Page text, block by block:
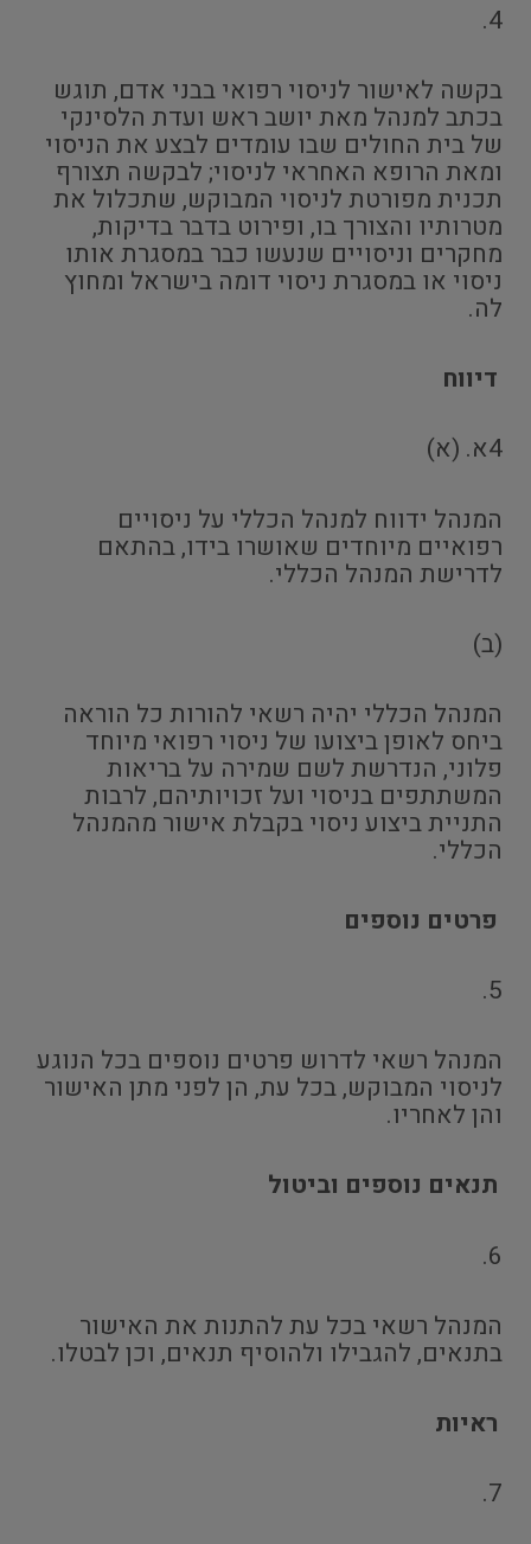
4.
בקשה לאישור לניסוי רפואי בבני אדם, תוגש
בכתב למנהל מאת יושב ראש ועדת הלסינקי
של בית החולים שבו עומדים לבצע את הניסוי
ומאת הרופא האחראי לניסוי; לבקשה תצורף
תכנית מפורטת לניסוי המבוקש, שתכלול את
מטרותיו והצורך בו, ופירוט בדבר בדיקות,
מחקרים וניסויים שנעשו כבר במסגרת אותו
ניסוי או במסגרת ניסוי דומה בישראל ומחוץ
לה.
דיווח
4א. (א)
המנהל ידווח למנהל הכללי על ניסויים
רפואיים מיוחדים שאושרו בידו, בהתאם
לדרישת המנהל הכללי.
(ב)
המנהל הכללי יהיה רשאי להורות כל הוראה
ביחס לאופן ביצועו של ניסוי רפואי מיוחד
פלוני, הנדרשת לשם שמירה על בריאות
המשתתפים בניסוי ועל זכויותיהם, לרבות
התניית ביצוע ניסוי בקבלת אישור מהמנהל
הכללי.
פרטים נוספים
5.
המנהל רשאי לדרוש פרטים נוספים בכל הנוגע
לניסוי המבוקש, בכל עת, הן לפני מתן האישור
והן לאחריו.
תנאים נוספים וביטול
6.
המנהל רשאי בכל עת להתנות את האישור
בתנאים, להגבילו ולהוסיף תנאים, וכן לבטלו.
ראיות
7.